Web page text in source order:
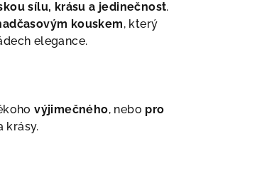
sílu, krásu a jedinečnost.
kouskem, který
elegance.
výjimečného, nebo pro
krásy.